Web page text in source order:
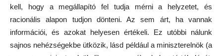
kell, hogy a megállapító fel tudja mérni a helyzetet, és
racionális alapon tudjon dönteni. Az sem árt, ha vannak
információi, és azokat helyesen értékeli. Ez utóbbi nálunk
sajnos nehézségekbe ütközik, lásd például a miniszterelnök (a